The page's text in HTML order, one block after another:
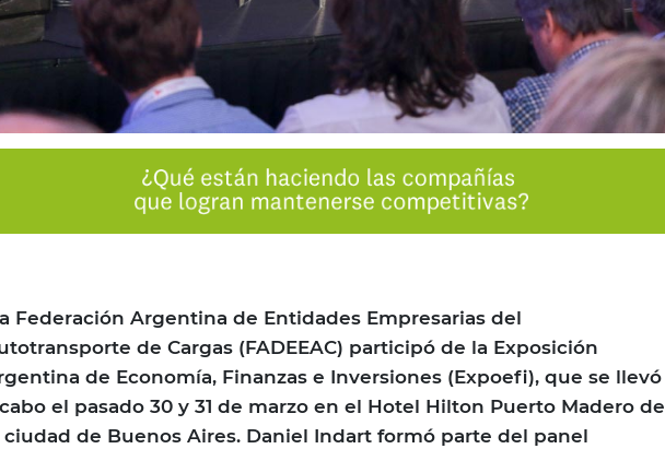
Federación Argentina de Entidades Empresarias del
de Cargas (FADEEAC) participó de la Exposición
de Economía, Finanzas e Inversiones (Expoefi), que se llevó
el pasado 30 y 31 de marzo en el Hotel Hilton Puerto Madero de
ciudad de Buenos Aires. Daniel Indart formó parte del panel